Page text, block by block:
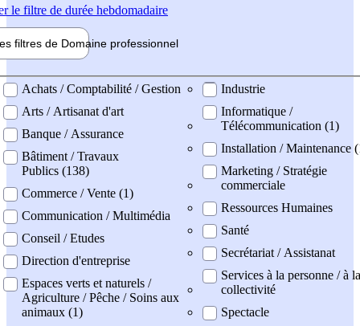
le filtre de durée hebdomadaire
filtres de Domaine professionnel
professionel
Achats / Comptabilité / Gestion
Arts / Artisanat d'art
Banque / Assurance
Bâtiment / Travaux
Publics (138)
Commerce / Vente (1)
Communication / Multimédia
Conseil / Etudes
Direction d'entreprise
Espaces verts et naturels /
Agriculture / Pêche / Soins aux
animaux (1)
Industrie
Informatique /
Télécommunication (1)
Installation / Maintenance
Marketing / Stratégie
commerciale
Ressources Humaines
Santé
Secrétariat / Assistanat
Services à la personne / à la
collectivité
Spectacle